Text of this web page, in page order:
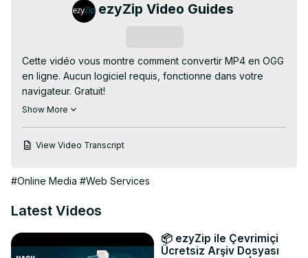
ezyZip Video Guides
Cette vidéo vous montre comment convertir MP4 en OGG
en ligne. Aucun logiciel requis, fonctionne dans votre
navigateur. Gratuit!
Allez sur : https://www.ezyzip.com/convertir-mp4-en-
options :
pour ouvrir le sélecteur de fichiers ;
ezyZip.
processus de conversion qui prendra un certain temps.
Show More
View Video Transcript
#Online Media #Web Services
Latest Videos
📦 ezyZip ile Çevrimiçi
Ücretsiz Arşiv Dosyası